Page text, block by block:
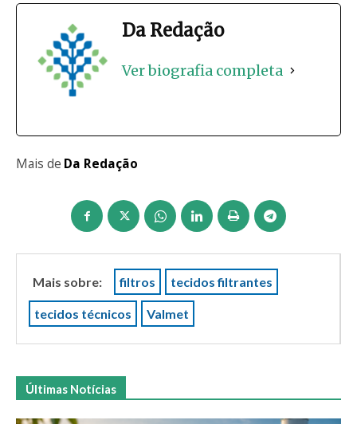
Da Redação
Ver biografia completa
Mais de Da Redação
Mais sobre: filtros tecidos filtrantes
tecidos técnicos Valmet
Últimas Notícias